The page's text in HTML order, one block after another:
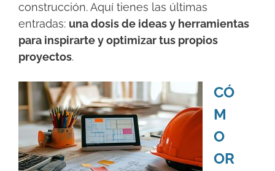
construcción. Aquí tienes las últimas
entradas: una dosis de ideas y herramientas
para inspirarte y optimizar tus propios
proyectos.
CÓ
M
O
OR